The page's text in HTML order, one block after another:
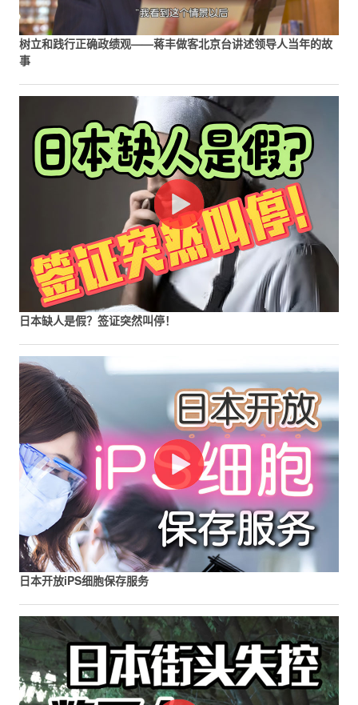
树立和践行正确政绩观——蒋丰做客北京台讲述领导人当年的故
事
日本缺人是假？签证突然叫停！
日本开放iPS细胞保存服务